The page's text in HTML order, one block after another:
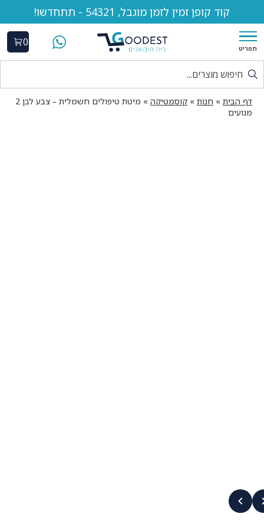
קוד קופן זמין לזמן מוגבל, 54321 - תתחדשו!
תפריט
0
דף הבית » חנות » קוסמטיקה »
מיטת טיפולים חשמלית – צבע לבן 2
מנועים